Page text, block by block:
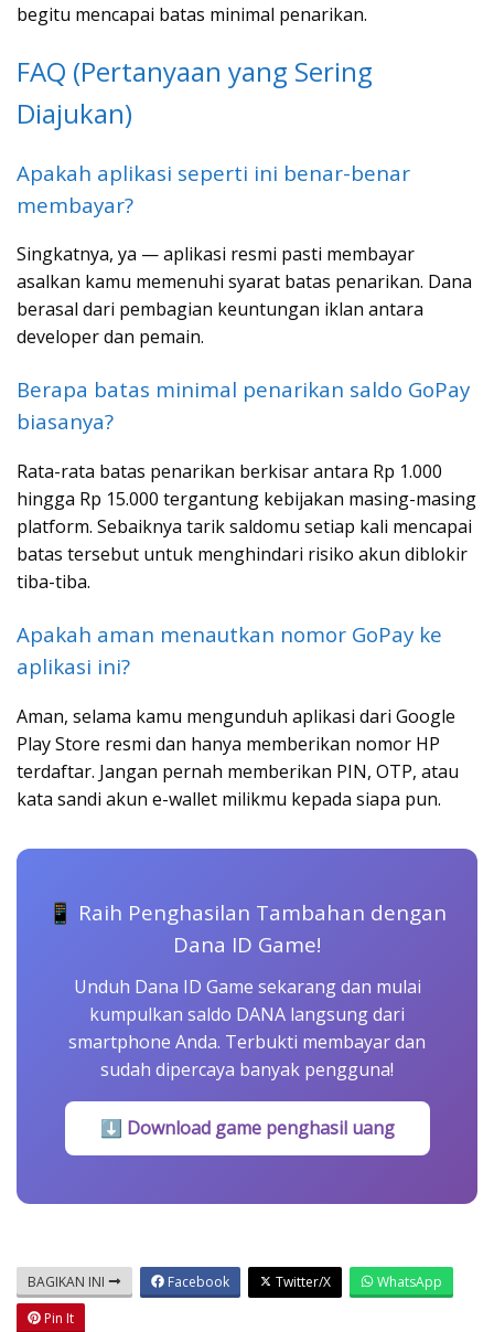
begitu mencapai batas minimal penarikan.
FAQ (Pertanyaan yang Sering
Diajukan)
Apakah aplikasi seperti ini benar-benar
membayar?
Singkatnya, ya — aplikasi resmi pasti membayar
asalkan kamu memenuhi syarat batas penarikan. Dana
berasal dari pembagian keuntungan iklan antara
developer dan pemain.
Berapa batas minimal penarikan saldo GoPay
biasanya?
Rata-rata batas penarikan berkisar antara Rp 1.000
hingga Rp 15.000 tergantung kebijakan masing-masing
platform. Sebaiknya tarik saldomu setiap kali mencapai
batas tersebut untuk menghindari risiko akun diblokir
tiba-tiba.
Apakah aman menautkan nomor GoPay ke
aplikasi ini?
Aman, selama kamu mengunduh aplikasi dari Google
Play Store resmi dan hanya memberikan nomor HP
terdaftar. Jangan pernah memberikan PIN, OTP, atau
kata sandi akun e-wallet milikmu kepada siapa pun.
📱 Raih Penghasilan Tambahan dengan
Dana ID Game!
Unduh Dana ID Game sekarang dan mulai
kumpulkan saldo DANA langsung dari
smartphone Anda. Terbukti membayar dan
sudah dipercaya banyak pengguna!
⬇ Download game penghasil uang
BAGIKAN INI Facebook Twitter/X
WhatsApp
Pin It